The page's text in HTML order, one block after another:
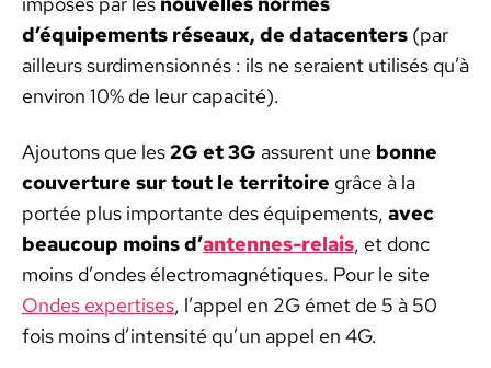
d’équipements réseaux, de dat­a­cen­ters (par
ailleurs sur­di­men­sion­nés : ils ne seraient util­isés qu’à
env­i­ron 10% de leur capac­ité).
Ajou­tons que les2G et 3G assurent une bonne
cou­ver­ture sur tout le ter­ri­toire grâce à la
portée plus impor­tante des équipements, avec
beau­coup moins d’antennes-relais, et donc
moins d’on­des élec­tro­mag­né­tiques. Pour le site
Ondes exper­tis­es, l’ap­pel en 2G émet de 5 à 50
fois moins d’intensité qu’un appel en 4G​.